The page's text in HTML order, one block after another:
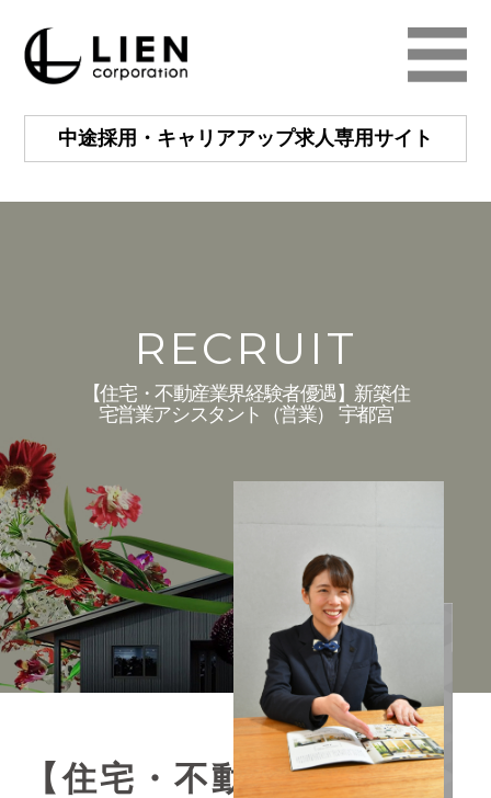
中途採用・キャリアアップ求人専用サイト
RECRUIT
【住宅・不動産業界経験者優遇】新築住
宅営業アシスタント（営業） 宇都宮
【住宅・不動産業界経験